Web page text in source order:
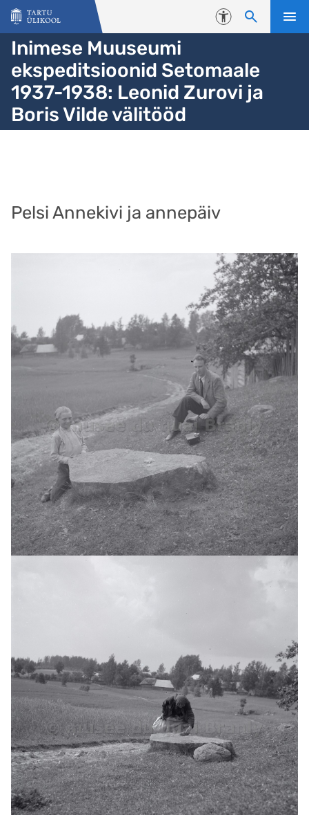
Liigu edasi põhisisu juurde
Juurdepääsetavus
Inimese Muuseumi
ekspeditsioonid Setomaale
1937-1938: Leonid Zurovi ja
Boris Vilde välitööd
Pelsi Annekivi ja annepäiv